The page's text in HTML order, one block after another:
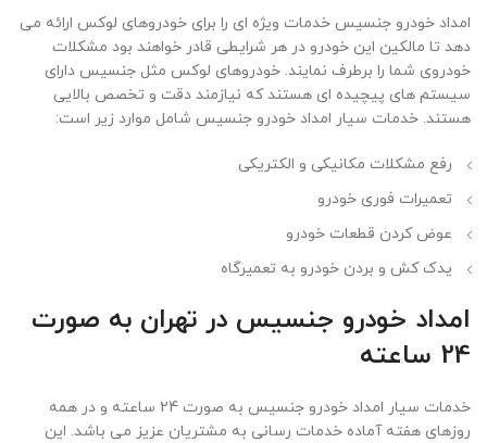
امداد خودرو جنسیس خدمات ویژه ای را برای خودروهای لوکس ارائه می
دهد تا مالکین این خودرو در هر شرایطی قادر خواهند بود مشکلات
خودروی شما را برطرف نمایند. خودروهای لوکس مثل جنسیس دارای
سیستم های پیچیده ای هستند که نیازمند دقت و تخصص بالایی
هستند. خدمات سیار امداد خودرو جنسیس شامل موارد زیر است:
رفع مشکلات مکانیکی و الکتریکی
تعمیرات فوری خودرو
عوض کردن قطعات خودرو
یدک کش و بردن خودرو به تعمیرگاه
امداد خودرو جنسیس در تهران به صورت
24 ساعته
خدمات سیار امداد خودرو جنسیس به صورت 24 ساعته و در همه
روزهای هفته آماده خدمات رسانی به مشتریان عزیز می باشد. این